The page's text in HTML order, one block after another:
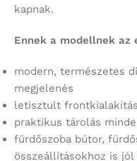
kapnak.
Ennek a modellnek az
modern, természetes
megjelenés
letisztult
praktikus tárolás
fürdőszoba bútor,
összeállításokhoz is